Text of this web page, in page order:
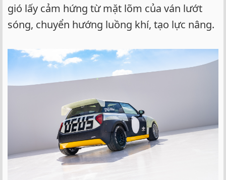
gió lấy cảm hứng từ mặt lõm của ván lướt
sóng, chuyển hướng luồng khí, tạo lực nâng.